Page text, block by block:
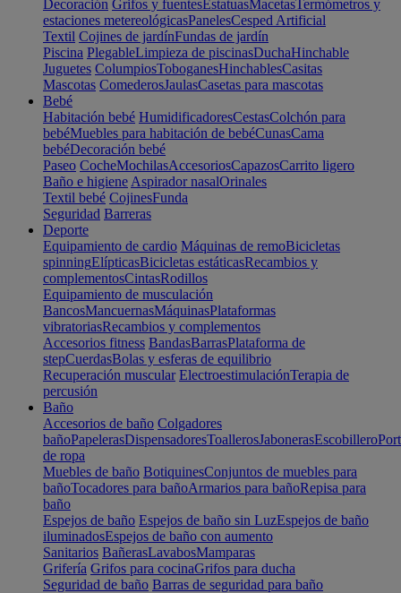
Decoración Grifos y fuentesEstatuasMacetasTermómetros y
estaciones metereológicasPanelesCesped Artificial
Textil Cojines de jardínFundas de jardín
Piscina PlegableLimpieza de piscinasDuchaHinchable
Juguetes ColumpiosToboganesHinchablesCasitas
Mascotas ComederosJaulasCasetas para mascotas
Bebé
Habitación bebé HumidificadoresCestasColchón para
bebéMuebles para habitación de bebéCunasCama
bebéDecoración bebé
Paseo CocheMochilasAccesoriosCapazosCarrito ligero
Baño e higiene Aspirador nasalOrinales
Textil bebé CojinesFunda
Seguridad Barreras
Deporte
Equipamiento de cardio Máquinas de remoBicicletas
spinningElípticasBicicletas estáticasRecambios y
complementosCintasRodillos
Equipamiento de musculación
BancosMancuernasMáquinasPlataformas
vibratoriasRecambios y complementos
Accesorios fitness BandasBarrasPlataforma de
stepCuerdasBolas y esferas de equilibrio
Recuperación muscular ElectroestimulaciónTerapia de
percusión
Baño
Accesorios de baño Colgadores
bañoPapelerasDispensadoresToallerosJabonerasEscobillero
de ropa
Muebles de baño BotiquinesConjuntos de muebles para
bañoTocadores para bañoArmarios para bañoRepisa para
baño
Espejos de baño Espejos de baño sin LuzEspejos de baño
iluminadosEspejos de baño con aumento
Sanitarios BañerasLavabosMamparas
Grifería Grifos para cocinaGrifos para ducha
Seguridad de baño Barras de seguridad para baño